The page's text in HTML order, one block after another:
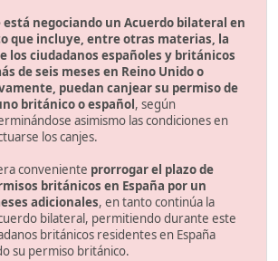
está negociando un Acuerdo bilateral en
que incluye, entre otras materias, la
los ciudadanos españoles y británicos
de seis meses en Reino Unido o
puedan canjear su permiso de
británico o español, según
asimismo las condiciones en
los canjes.
conveniente prorrogar el plazo de
británicos en España por un
adicionales, en tanto continúa la
bilateral, permitiendo durante este
británicos residentes en España
su permiso británico.